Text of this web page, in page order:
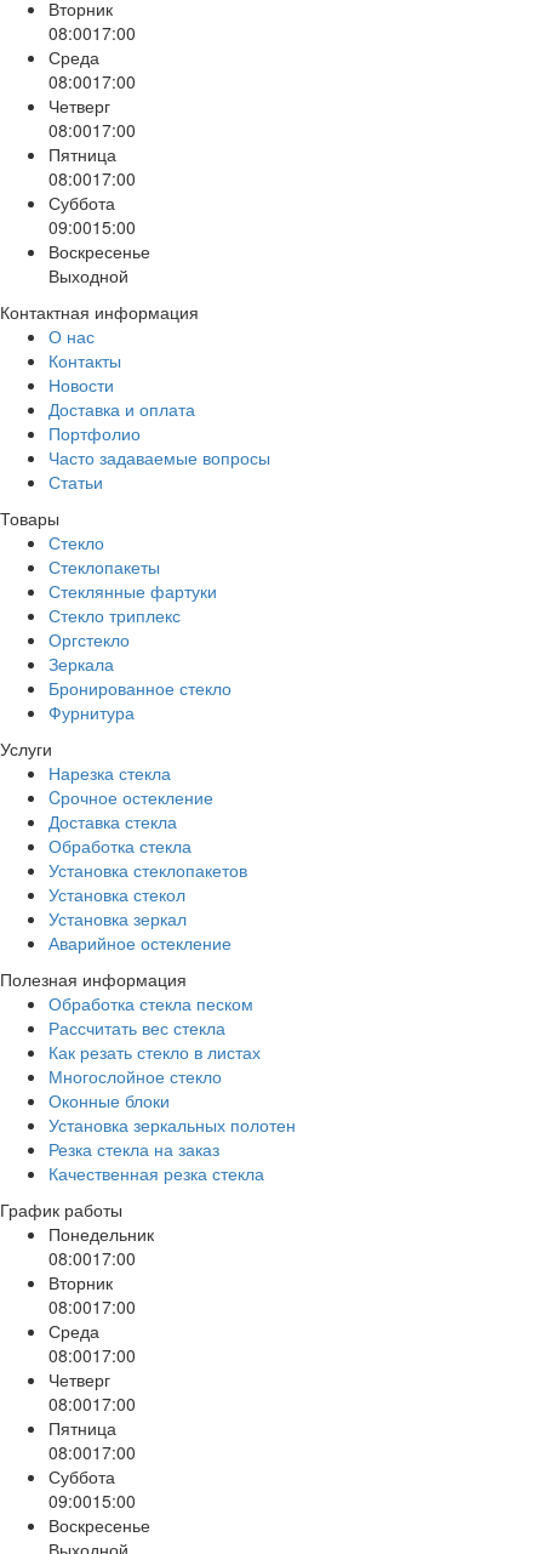
Вторник
08:0017:00
Среда
08:0017:00
Четверг
08:0017:00
Пятница
08:0017:00
Суббота
09:0015:00
Воскресенье
Выходной
Контактная информация
О нас
Контакты
Новости
Доставка и оплата
Портфолио
Часто задаваемые вопросы
Статьи
Товары
Стекло
Стеклопакеты
Стеклянные фартуки
Стекло триплекс
Оргстекло
Зеркала
Бронированное стекло
Фурнитура
Услуги
Нарезка стекла
Cрочное остекление
Доставка стекла
Обработка стекла
Установка стеклопакетов
Установка стекол
Установка зеркал
Аварийное остекление
Полезная информация
Обработка стекла песком
Рассчитать вес стекла
Как резать стекло в листах
Многослойное стекло
Оконные блоки
Установка зеркальных полотен
Резка стекла на заказ
Качественная резка стекла
График работы
Понедельник
08:0017:00
Вторник
08:0017:00
Среда
08:0017:00
Четверг
08:0017:00
Пятница
08:0017:00
Суббота
09:0015:00
Воскресенье
Выходной